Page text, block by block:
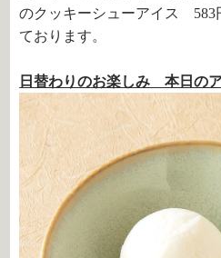
のクッキーシューアイス 583
ております。
日替わりのお楽しみ 本日の